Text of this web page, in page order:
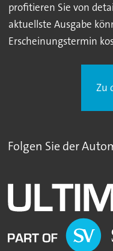
profitieren Sie von
aktuellste Ausgabe
Erscheinungstermin
Zu
Folgen Sie der